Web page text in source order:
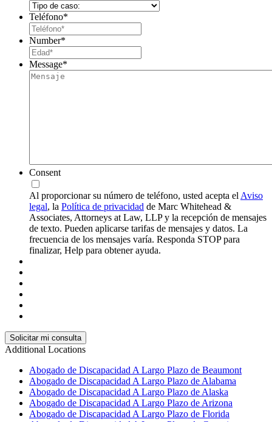
Teléfono*
Number*
Message*
Consent
Al proporcionar su número de teléfono, usted acepta el Aviso
legal, la Política de privacidad de Marc Whitehead &
Associates, Attorneys at Law, LLP y la recepción de mensajes
de texto. Pueden aplicarse tarifas de mensajes y datos. La
frecuencia de los mensajes varía. Responda STOP para
finalizar, Help para obtener ayuda.
Additional Locations
Abogado de Discapacidad A Largo Plazo de Beaumont
Abogado de Discapacidad A Largo Plazo de Alabama
Abogado de Discapacidad A Largo Plazo de Alaska
Abogado de Discapacidad A Largo Plazo de Arizona
Abogado de Discapacidad A Largo Plazo de Florida